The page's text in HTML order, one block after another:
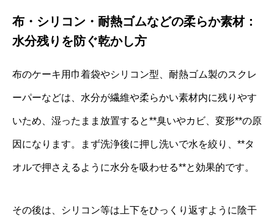
布・シリコン・耐熱ゴムなどの柔らか素材：
水分残りを防ぐ乾かし方
布のケーキ用巾着袋やシリコン型、耐熱ゴム製のスクレ
ーパーなどは、水分が繊維や柔らかい素材内に残りやす
いため、湿ったまま放置すると**臭いやカビ、変形**の原
因になります。まず洗浄後に押し洗いで水を絞り、**タ
オルで押さえるように水分を吸わせる**と効果的です。
その後は、シリコン等は上下をひっくり返すように陰干